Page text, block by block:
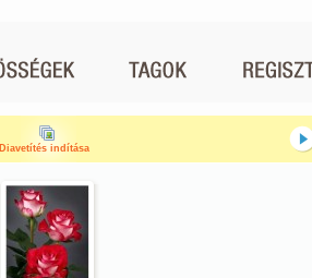
Diavetítés indítása